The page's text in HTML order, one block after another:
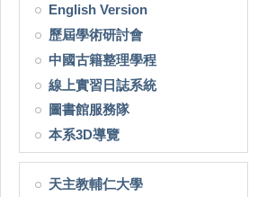
English Version
歷屆學術研討會
中國古籍整理學程
線上實習日誌系統
圖書館服務隊
本系3D導覽
天主教輔仁大學